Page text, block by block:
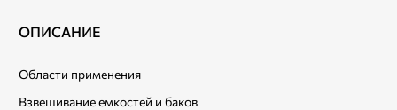
ОПИСАНИЕ
Области применения
Взвешивание емкостей и баков